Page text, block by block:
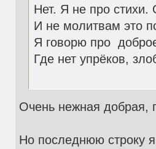
Нет. Я не про
И не молитвам это
Я говорю про
Где нет упрёков,
Очень нежная добрая,
Но последнюю строку